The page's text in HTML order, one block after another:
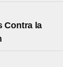
Contra la